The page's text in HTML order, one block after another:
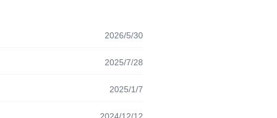
2026/5/30
2025/7/28
2025/1/7